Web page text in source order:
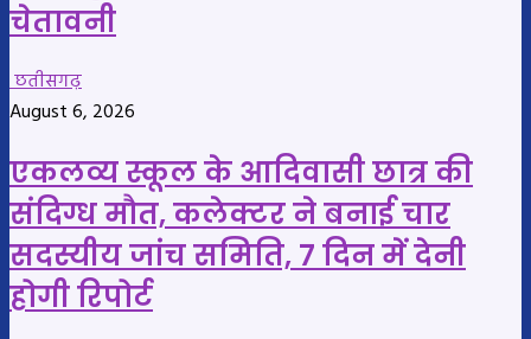
चेतावनी
छतीसगढ़
August 6, 2026
एकलव्य स्कूल के आदिवासी छात्र की
संदिग्ध मौत, कलेक्टर ने बनाई चार
सदस्यीय जांच समिति, 7 दिन में देनी
होगी रिपोर्ट